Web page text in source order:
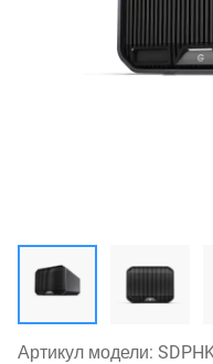
Артикул модели: